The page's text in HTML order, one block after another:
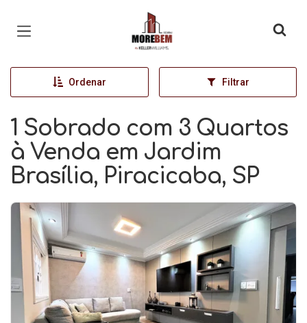
Página inicial
Ordenar Filtrar
1 Sobrado com 3 Quartos
à Venda em Jardim
Brasília, Piracicaba, SP